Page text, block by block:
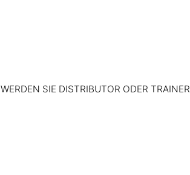
WERDEN SIE DISTRIBUTOR ODER TRAINER